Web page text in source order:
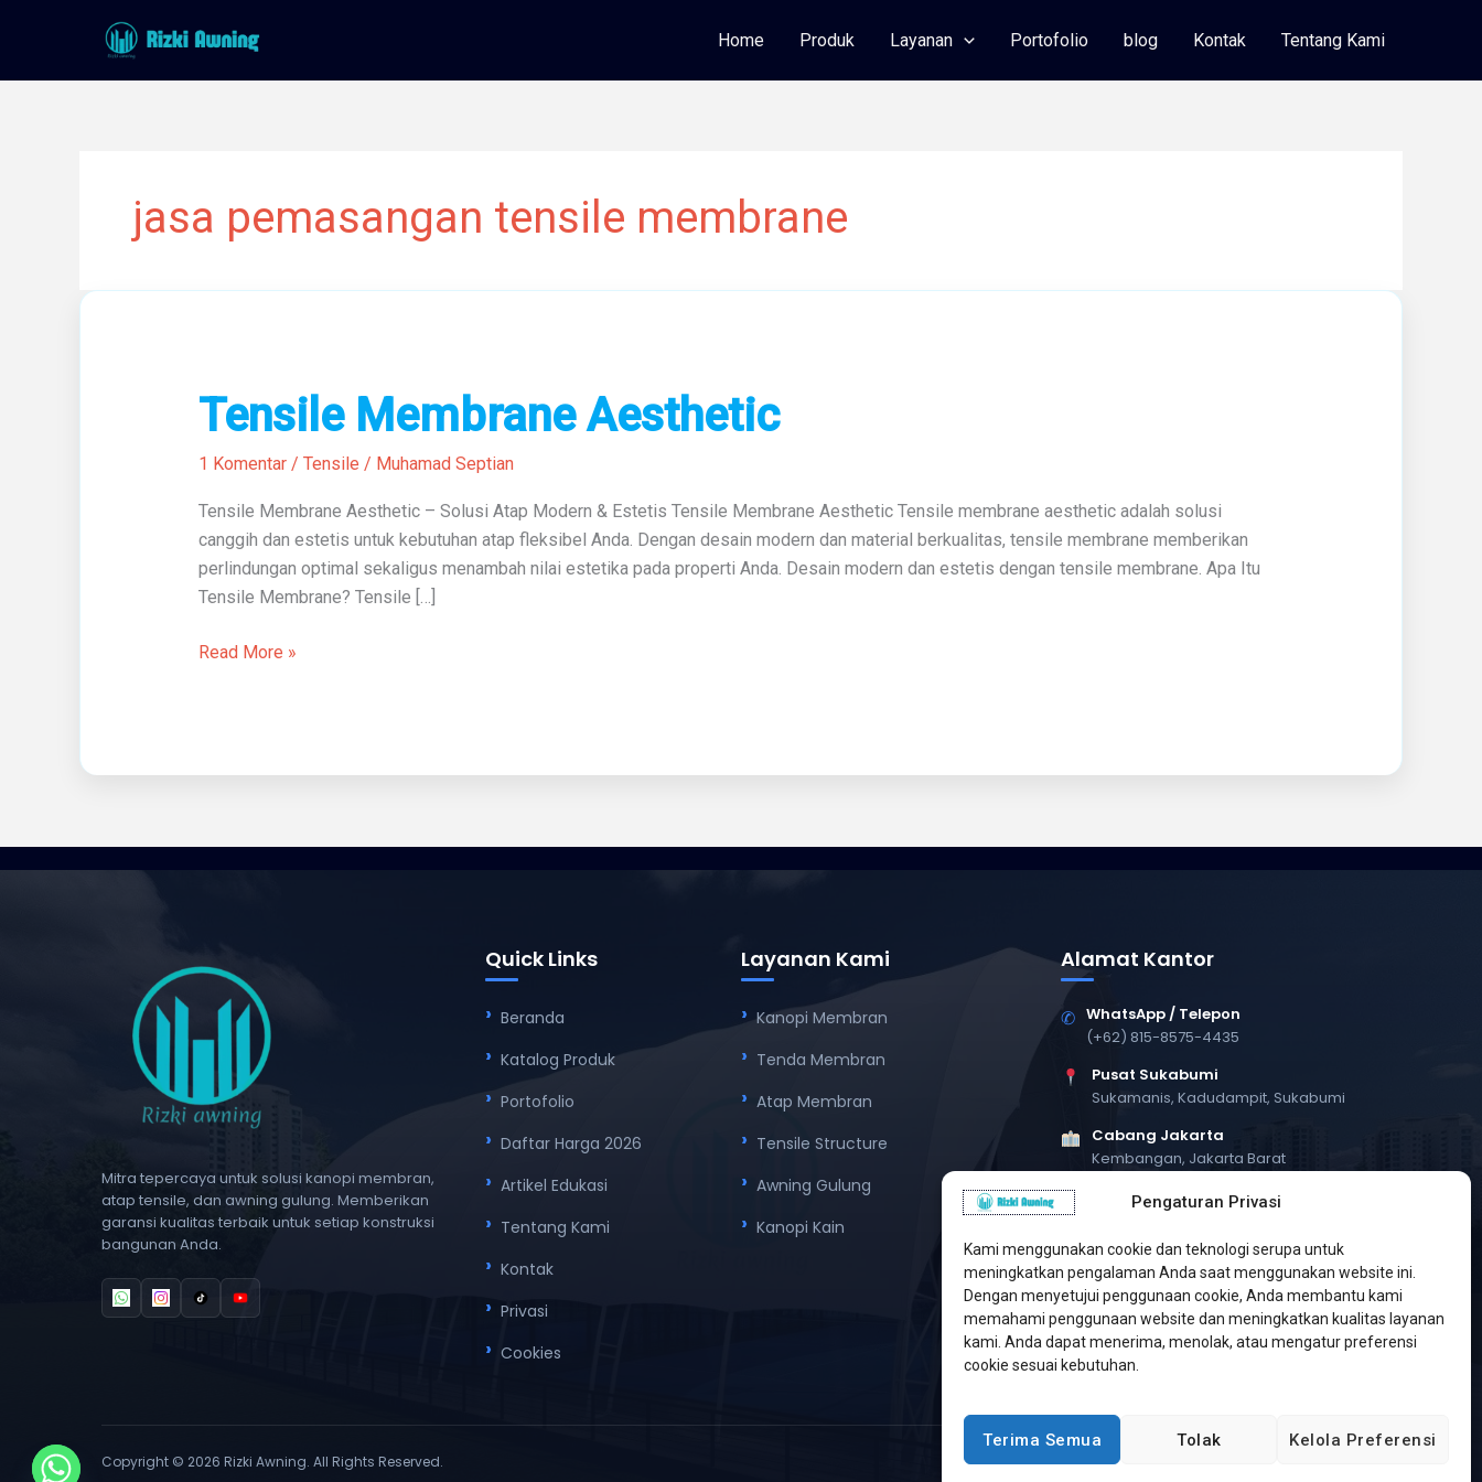
Pengaturan Privasi
Kami menggunakan cookie dan teknologi serupa untuk
meningkatkan pengalaman Anda saat menggunakan website ini.
Dengan menyetujui penggunaan cookie, Anda membantu kami
memahami penggunaan website dan meningkatkan kualitas layanan
kami. Anda dapat menerima, menolak, atau mengatur preferensi
cookie sesuai kebutuhan.
Terima Semua Tolak Kelola Preferensi
Home Produk Layanan Portofolio blog Kontak Tentang Kami
jasa pemasangan tensile membrane
Tensile Membrane Aesthetic
1 Komentar / Tensile / Muhamad Septian
Tensile Membrane Aesthetic – Solusi Atap Modern & Estetis Tensile Membrane Aesthetic Tensile membrane aesthetic adalah solusi
canggih dan estetis untuk kebutuhan atap fleksibel Anda. Dengan desain modern dan material berkualitas, tensile membrane memberikan
perlindungan optimal sekaligus menambah nilai estetika pada properti Anda. Desain modern dan estetis dengan tensile membrane. Apa Itu
Tensile Membrane? Tensile […]
Tensile
Membrane
Aesthetic
Read More »
Mitra tepercaya untuk solusi kanopi membran,
atap tensile, dan awning gulung. Memberikan
garansi kualitas terbaik untuk setiap konstruksi
bangunan Anda.
Quick Links
Beranda
Katalog Produk
Portofolio
Daftar Harga 2026
Artikel Edukasi
Tentang Kami
Kontak
Privasi
Cookies
Layanan Kami
Kanopi Membran
Tenda Membran
Atap Membran
Tensile Structure
Awning Gulung
Kanopi Kain
Alamat Kantor
✆ WhatsApp / Telepon
(+62) 815-8575-4435
Pusat Sukabumi
Sukamanis, Kadudampit, Sukabumi
Cabang Jakarta
Kembangan, Jakarta Barat
Workshop Bintaro
Copyright © 2026 Rizki Awning. All Rights Reserved.